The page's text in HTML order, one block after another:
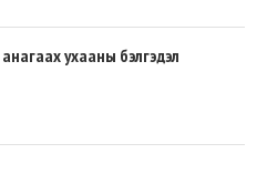
ухааны бэлгэдэл